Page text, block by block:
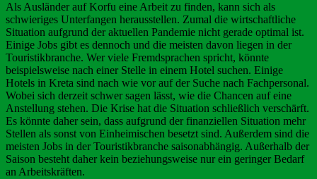
Als Ausländer auf Korfu eine Arbeit zu finden, kann sich als
schwieriges Unterfangen herausstellen. Zumal die wirtschaftliche
Situation aufgrund der aktuellen Pandemie nicht gerade optimal ist.
Einige Jobs gibt es dennoch und die meisten davon liegen in der
Touristikbranche. Wer viele Fremdsprachen spricht, könnte
beispielsweise nach einer Stelle in einem Hotel suchen. Einige
Hotels in Kreta sind nach wie vor auf der Suche nach Fachpersonal.
Wobei sich derzeit schwer sagen lässt, wie die Chancen auf eine
Anstellung stehen. Die Krise hat die Situation schließlich verschärft.
Es könnte daher sein, dass aufgrund der finanziellen Situation mehr
Stellen als sonst von Einheimischen besetzt sind. Außerdem sind die
meisten Jobs in der Touristikbranche saisonabhängig. Außerhalb der
Saison besteht daher kein beziehungsweise nur ein geringer Bedarf
an Arbeitskräften.